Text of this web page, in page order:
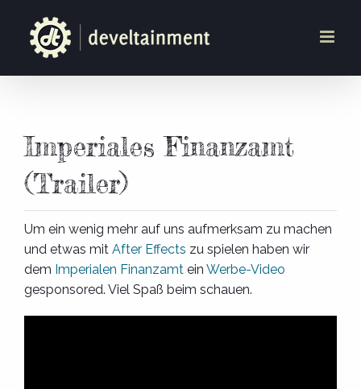
Inhalt
springen
Imperiales Finanzamt
(Trailer)
Um ein wenig mehr auf uns aufmerksam zu machen
und etwas mit After Effects zu spielen haben wir
dem Imperialen Finanzamt ein Werbe-Video
gesponsored. Viel Spaß beim schauen.